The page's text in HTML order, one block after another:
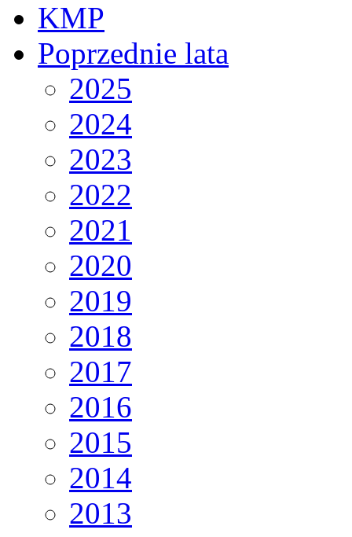
KMP
Poprzednie lata
2025
2024
2023
2022
2021
2020
2019
2018
2017
2016
2015
2014
2013